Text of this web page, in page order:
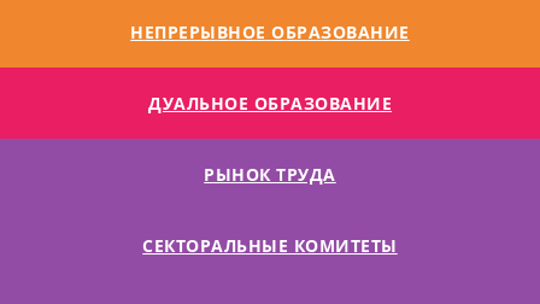
НЕПРЕРЫВНОЕ ОБРАЗОВАНИЕ
ДУАЛЬНОE ОБРАЗОВАНИЕ
РЫНОК ТРУДА
СЕКТОРАЛЬНЫЕ КОМИТЕТЫ